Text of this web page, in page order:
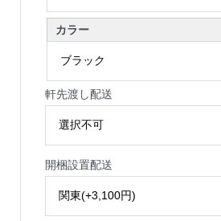
カラー
軒先渡し配送
開梱設置配送